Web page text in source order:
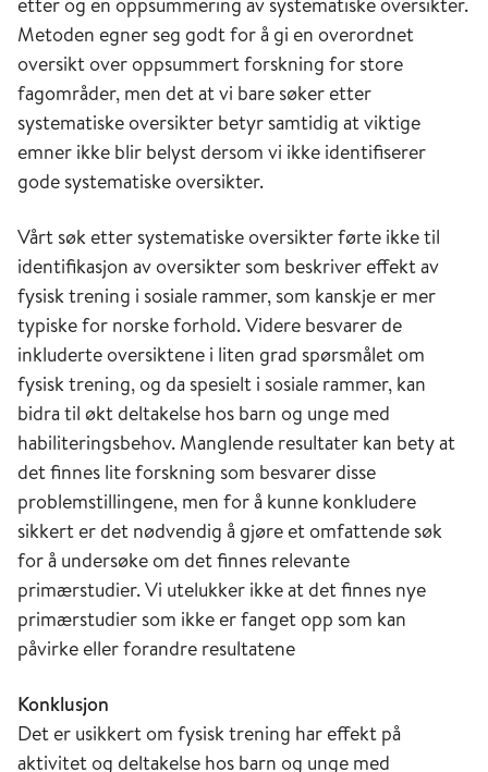
Metoden egner seg godt for å gi en overordnet
oversikt over oppsummert forskning for store
fagområder, men det at vi bare søker etter
systematiske oversikter betyr samtidig at viktige
emner ikke blir belyst dersom vi ikke identifiserer
gode systematiske oversikter.
Vårt søk etter systematiske oversikter førte ikke til
identifikasjon av oversikter som beskriver effekt av
fysisk trening i sosiale rammer, som kanskje er mer
typiske for norske forhold. Videre besvarer de
inkluderte oversiktene i liten grad spørsmålet om
fysisk trening, og da spesielt i sosiale rammer, kan
bidra til økt deltakelse hos barn og unge med
habiliteringsbehov. Manglende resultater kan bety at
det finnes lite forskning som besvarer disse
problemstillingene, men for å kunne konkludere
sikkert er det nødvendig å gjøre et omfattende søk
for å undersøke om det finnes relevante
primærstudier. Vi utelukker ikke at det finnes nye
primærstudier som ikke er fanget opp som kan
påvirke eller forandre resultatene
Konklusjon
Det er usikkert om fysisk trening har effekt på
aktivitet og deltakelse hos barn og unge med